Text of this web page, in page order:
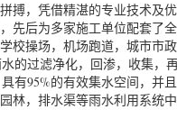
，凭借精湛的专业技术及
先后为多家施工单位配套了
校操场，机场跑道，城市市
的过滤净化，回渗，收集，
有95%的有效集水空间，并
林，排水渠等雨水利用系统